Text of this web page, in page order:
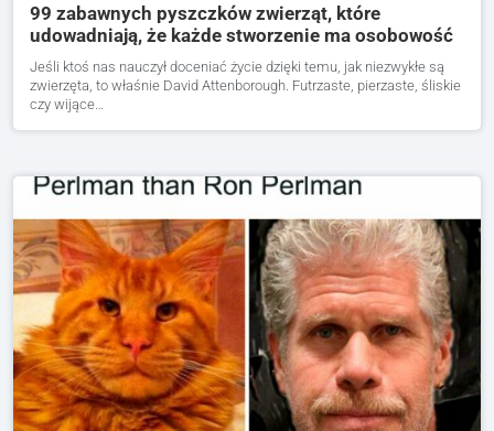
99 zabawnych pyszczków zwierząt, które
udowadniają, że każde stworzenie ma osobowość
Jeśli ktoś nas nauczył doceniać życie dzięki temu, jak niezwykłe są
zwierzęta, to właśnie David Attenborough. Futrzaste, pierza­ste, śliskie
czy wijące…